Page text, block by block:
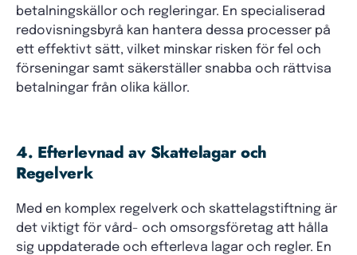
betalningskällor och regleringar. En specialiserad
redovisningsbyrå kan hantera dessa processer på
ett effektivt sätt, vilket minskar risken för fel och
förseningar samt säkerställer snabba och rättvisa
betalningar från olika källor.
4. Efterlevnad av Skattelagar och
Regelverk
Med en komplex regelverk och skattelagstiftning är
det viktigt för vård- och omsorgsföretag att hålla
sig uppdaterade och efterleva lagar och regler. En